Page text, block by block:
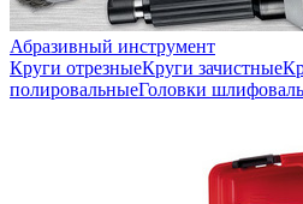
Абразивный инструмент
Круги отрезныеКруги зачистные
полировальныеГоловки